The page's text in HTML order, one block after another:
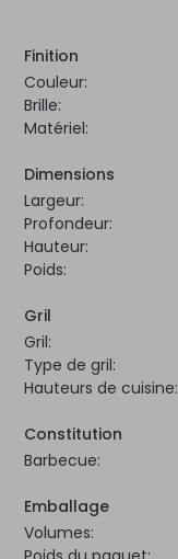
Finition
Couleur:
Brille:
Matériel:
Dimensions
Largeur:
Profondeur:
Hauteur:
Poids:
Gril
Gril:
Type de gril:
Hauteurs de cuisine:
Constitution
Barbecue:
Emballage
Volumes: